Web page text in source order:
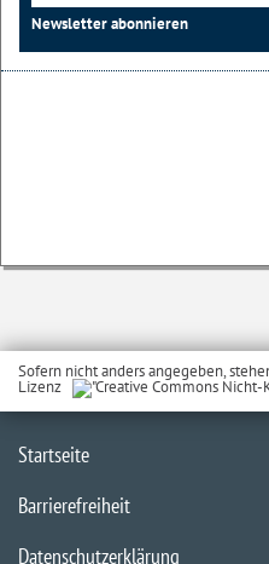
Newsletter abonnieren
Sofern nicht anders angegeben,
Lizenz
Startseite
Barrierefreiheit
Datenschutzerklärung